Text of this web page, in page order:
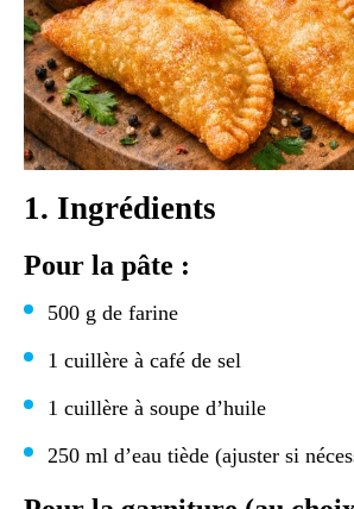
1. Ingrédients
Pour la pâte :
500 g de farine
1 cuillère à café de sel
1 cuillère à soupe d’huile
250 ml d’eau tiède (ajuster si